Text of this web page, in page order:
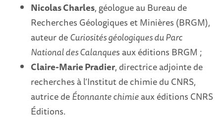
Nicolas Charles, géologue au Bureau de
Recherches Géologiques et Minières (BRGM),
auteur deCuriosités géologiques du Parc
National des Calanques aux éditions BRGM ;
Claire-Marie Pradier, directrice adjointe de
recherches à l’Institut de chimie du CNRS,
autrice deÉtonnante chimieaux éditions CNRS
Éditions.